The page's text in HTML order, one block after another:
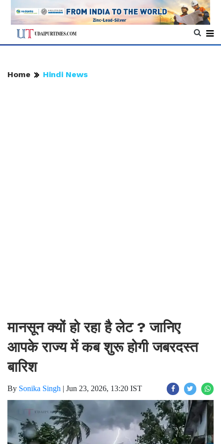
Home Hindi News
मानसून क्यों हो रहा है लेट ? जानिए
आपके राज्य में कब शुरू होगी जबरदस्त
बारिश
By Sonika Singh | Jun 23, 2026, 13:20 IST